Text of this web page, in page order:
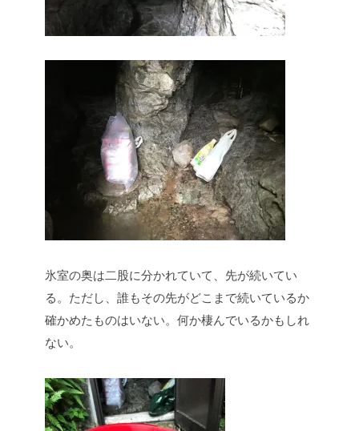
氷室の奥は二股に分かれていて、先が続いてい
る。ただし、誰もその先がどこまで続いているか
確かめたものはいない。何か棲んでいるかもしれ
ない。